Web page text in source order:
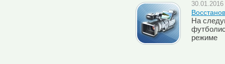
На
режиме